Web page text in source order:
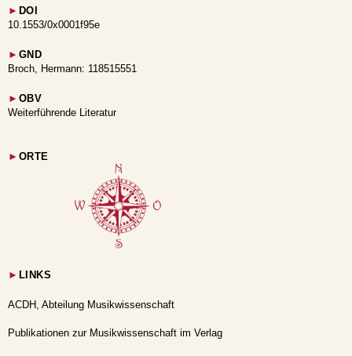
► DOI
10.1553/0x0001f95e
► GND
Broch, Hermann: 118515551
► OBV
Weiterführende Literatur
► ORTE
► LINKS
ACDH, Abteilung Musikwissenschaft
Publikationen zur Musikwissenschaft im Verlag